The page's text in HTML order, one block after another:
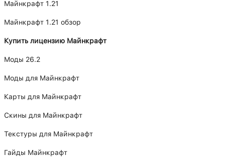
Майнкрафт 1.21
Майнкрафт 1.21 обзор
Купить лицензию Майнкрафт
Моды 26.2
Моды для Майнкрафт
Карты для Майнкрафт
Скины для Майнкрафт
Текстуры для Майнкрафт
Гайды Майнкрафт